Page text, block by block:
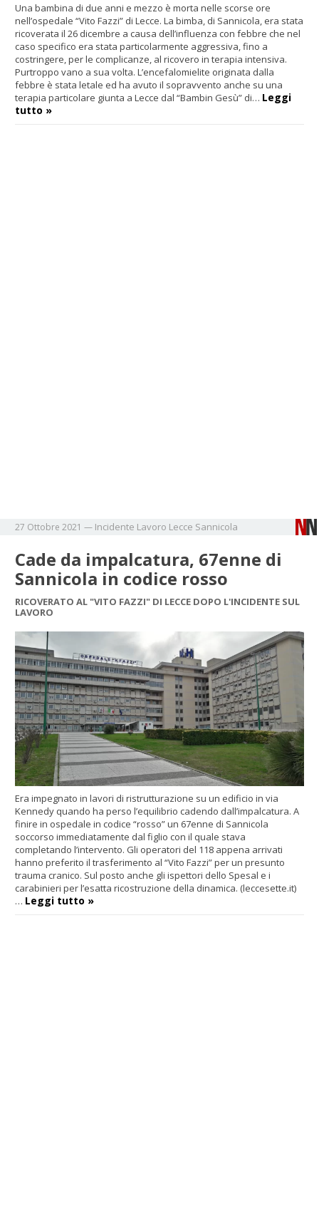
Una bambina di due anni e mezzo è morta nelle scorse ore
nell’ospedale “Vito Fazzi” di Lecce. La bimba, di Sannicola, era stata
ricoverata il 26 dicembre a causa dell’influenza con febbre che nel
caso specifico era stata particolarmente aggressiva, fino a
costringere, per le complicanze, al ricovero in terapia intensiva.
Purtroppo vano a sua volta. L’encefalomielite originata dalla
febbre è stata letale ed ha avuto il sopravvento anche su una
terapia particolare giunta a Lecce dal “Bambin Gesù” di… Leggi
tutto »
27 Ottobre 2021 — Incidente Lavoro Lecce Sannicola
Cade da impalcatura, 67enne di
Sannicola in codice rosso
RICOVERATO AL "VITO FAZZI" DI LECCE DOPO L'INCIDENTE SUL
LAVORO
Era impegnato in lavori di ristrutturazione su un edificio in via
Kennedy quando ha perso l’equilibrio cadendo dall’impalcatura. A
finire in ospedale in codice “rosso” un 67enne di Sannicola
soccorso immediatamente dal figlio con il quale stava
completando l’intervento. Gli operatori del 118 appena arrivati
hanno preferito il trasferimento al “Vito Fazzi” per un presunto
trauma cranico. Sul posto anche gli ispettori dello Spesal e i
carabinieri per l’esatta ricostruzione della dinamica. (leccesette.it)
… Leggi tutto »